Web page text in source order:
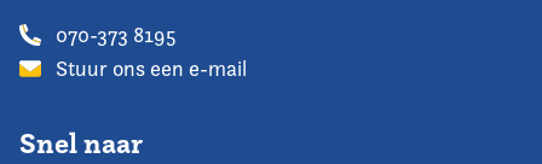
070-373 8195
Stuur ons een e-mail
Snel naar